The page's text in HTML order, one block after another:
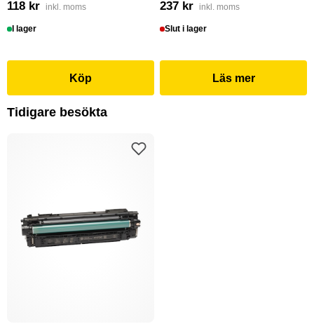
118 kr inkl. moms
I lager
Köp
237 kr inkl. moms
Slut i lager
Läs mer
Tidigare besökta